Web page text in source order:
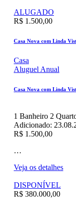
ALUGADO
R$ 1.500,00
Casa Nova com Linda
Casa
Aluguel Anual
Casa Nova com Linda
1 Banheiro 2
Adicionado:
R$ 1.500,00
…
Veja os detalhes
DISPONÍVEL
R$ 380.000,00